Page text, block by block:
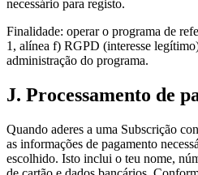
necessário para registo.
Finalidade: operar o programa de
1, alínea f) RGPD (interesse
administração do programa.
J. Processamento de
Quando aderes a uma Subscrição
as informações de pagamento
escolhido. Isto inclui o teu nome,